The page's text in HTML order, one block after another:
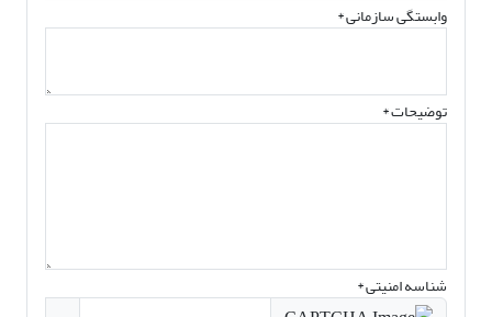
وابستگی سازمانی *
توضیحات *
شناسه امنیتی *